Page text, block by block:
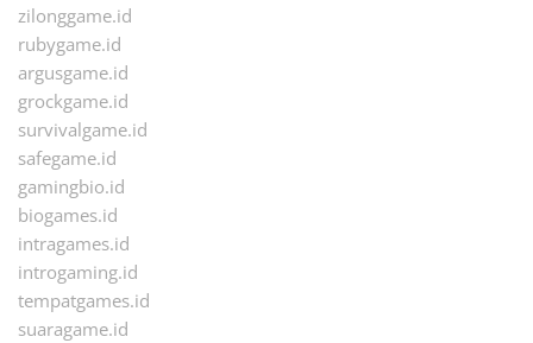
zilonggame.id
rubygame.id
argusgame.id
grockgame.id
survivalgame.id
safegame.id
gamingbio.id
biogames.id
intragames.id
introgaming.id
tempatgames.id
suaragame.id